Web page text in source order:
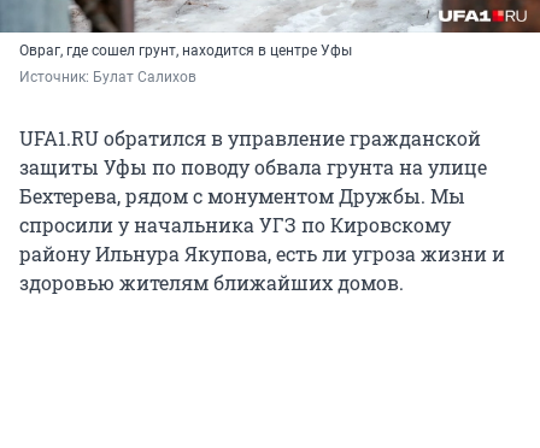
Овраг, где сошел грунт, находится в центре Уфы
Источник: Булат Салихов
UFA1.RU обратился в управление гражданской
защиты Уфы по поводу обвала грунта на улице
Бехтерева, рядом с монументом Дружбы. Мы
спросили у начальника УГЗ по Кировскому
району Ильнура Якупова, есть ли угроза жизни и
здоровью жителям ближайших домов.